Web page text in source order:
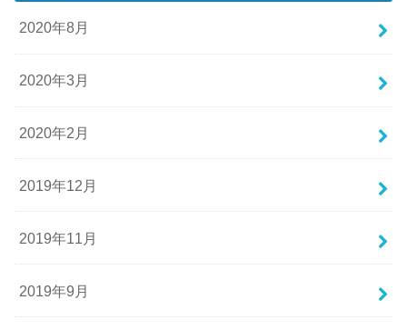
2020年8月
2020年3月
2020年2月
2019年12月
2019年11月
2019年9月